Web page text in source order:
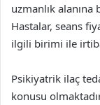
uzmanlık
Hastalar, seans
ilgili birimi ile
Psikiyatrik ilaç
konusu